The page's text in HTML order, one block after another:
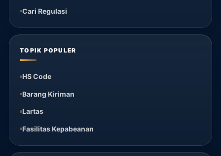
Cari Regulasi
TOPIK POPULER
HS Code
Barang Kiriman
Lartas
Fasilitas Kepabeanan